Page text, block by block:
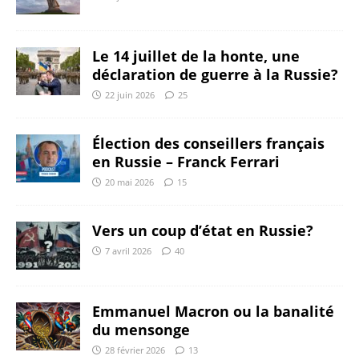
Le 14 juillet de la honte, une
déclaration de guerre à la Russie?
22 juin 2026 25
Élection des conseillers français
en Russie – Franck Ferrari
20 mai 2026 15
Vers un coup d’état en Russie?
7 avril 2026 40
Emmanuel Macron ou la banalité
du mensonge
28 février 2026 13